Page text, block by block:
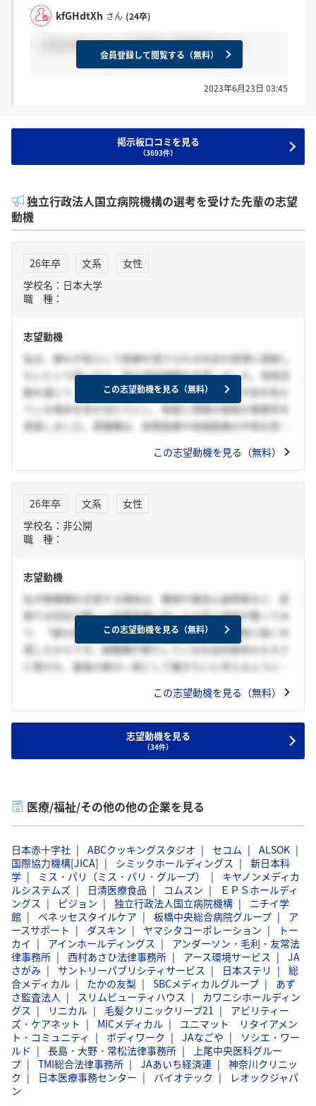
kfGHdtXh さん (24卒)
＞fehr3r9hgaさん 合否問わず連絡来ますよ！
会員登録して閲覧する（無料）
2023年6月23日 03:45
掲示板口コミを見る
（3693件）
独立行政法人国立病院機構の選考を受けた先輩の志望
動機
26年卒 文系
女性
学校名：日本大学
職 種：
志望動機
私は、誰もが安心して医療を受けられる社会の実現に貢献し
たいという思いから、国立病院機構を志望しました。地域活
動を通じて、高齢者や障害のある方が医療制度に不安を抱え
ている現状を目の当たりにし、制度と現場の接続の重要性を
実感しました。貴機構は、政策医療や地域医療の中核を担
ています。私は、事務職として正確かつ丁寧な対応を心が
この志望動機を見る（無料）
この志望動機を見る（無料）
26年卒 文系
女性
学校名：非公開
職 種：
志望動機
私が御機構を志望する理由は、難病や重症心身障害など、民
間では対応が難しい政策医療に対しての受入体制が整ってお
り、「誰も取り残さない医療」を実現している姿勢に強く共
感したからです。御機構が果たしている社会的使命の大きさ
に惹かれ、最後の砦の一員として働きたいと考えるようにな
私は〇〇でのアルバイトを通して、お客様が何を求めてい
た。その結果、感謝の言葉をいただけた際には、人の役に立
つことが自分の原動力であると実感しました。
この志望動機を見る（無料）
この志望動機を見る（無料）
志望動機を見る
（34件）
医療/福祉/その他の他の企業を見る
日本赤十字社 ABCクッキングスタジオ セコム
ALSOK
国際協力機構[JICA]
シミックホールディングス
新日本科
学
ミス・パリ（ミス・パリ・グループ）
キヤノンメディカ
ルシステムズ
日清医療食品 コムスン
ＥＰＳホールディ
ングス
ピジョン 独立行政法人国立病院機構
ニチイ学
館
ベネッセスタイルケア 板橋中央総合病院グループ
ア
ースサポート
ダスキン ヤマシタコーポレーション
トー
カイ
アインホールディングス
アンダーソン・毛利・友常法
律事務所
西村あさひ法律事務所 アース環境サービス
JA
さがみ
サントリーパブリシティサービス 日本ステリ
総
合メディカル
たかの友梨 SBCメディカルグループ
あず
さ監査法人
スリムビューティハウス
カワニシホールディン
グス
リニカル 毛髪クリニックリーブ21
アビリティー
ズ・ケアネット
MICメディカル
ユニマット リタイアメン
ト・コミュニティ
ボディワーク JAなごや
ソシエ・ワー
ルド
長島・大野・常松法律事務所
上尾中央医科グルー
プ
TMI総合法律事務所 JAあいち経済連
神奈川クリニッ
ク
日本医療事務センター バイオテック
レオックジャパ
ン